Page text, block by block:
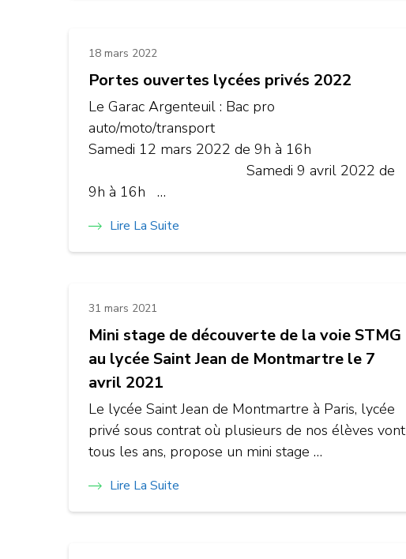
18 mars 2022
Portes ouvertes lycées privés 2022
Le Garac Argenteuil : Bac pro
auto/moto/transport
Samedi 12 mars 2022 de 9h à 16h
Samedi 9 avril 2022 de
9h à 16h …
Lire La Suite
31 mars 2021
Mini stage de découverte de la voie STMG
au lycée Saint Jean de Montmartre le 7
avril 2021
Le lycée Saint Jean de Montmartre à Paris, lycée
privé sous contrat où plusieurs de nos élèves vont
tous les ans, propose un mini stage …
Lire La Suite